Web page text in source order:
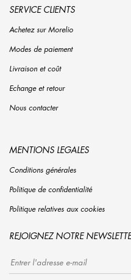
SERVICE CLIENTS
Achetez sur Morelio
Modes de paiement
Livraison et coût
Echange et retour
Nous contacter
MENTIONS LEGALES
Conditions générales
Politique de confidentialité
Politique relatives aux cookies
REJOIGNEZ NOTRE